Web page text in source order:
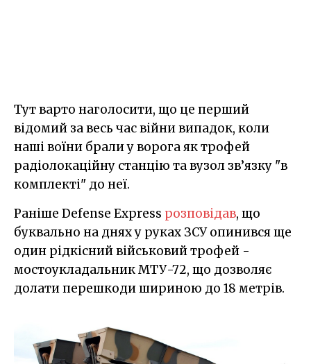
Тут варто наголосити, що це перший
відомий за весь час війни випадок, коли
наші воїни брали у ворога як трофей
радіолокаційну станцію та вузол зв’язку "в
комплекті" до неї.
Раніше Defense Express розповідав, що
буквально на днях у руках ЗСУ опинився ще
один рідкісний військовий трофей -
мостоукладальник МТУ-72, що дозволяє
долати перешкоди шириною до 18 метрів.